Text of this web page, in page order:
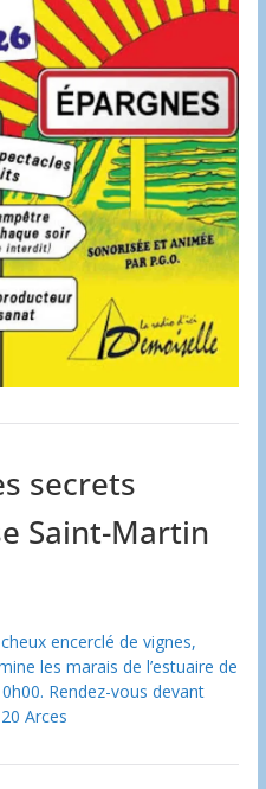
secrets
Saint-Martin
encerclé de vignes,
les marais de l’estuaire de
Rendez-vous devant
Arces